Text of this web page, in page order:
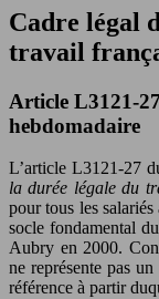
Cadre légal
travail
Article L3121-
hebdomadaire
L’article L3121-27
la durée légale du
pour tous les
socle fondamental
Aubry en 2000.
ne représente pas
référence à partir